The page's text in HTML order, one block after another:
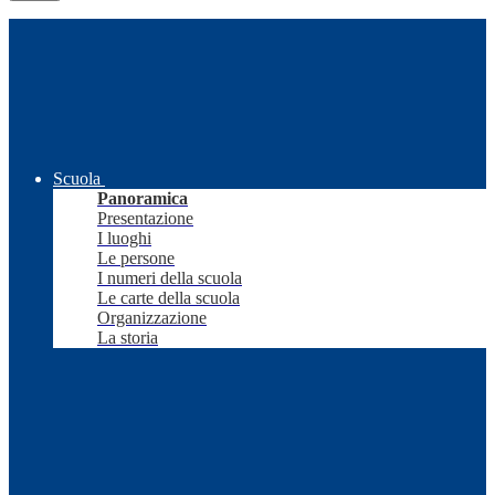
Scuola
Panoramica
Presentazione
I luoghi
Le persone
I numeri della scuola
Le carte della scuola
Organizzazione
La storia